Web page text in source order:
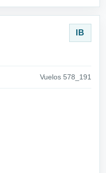
IB
Vuelos 578_191